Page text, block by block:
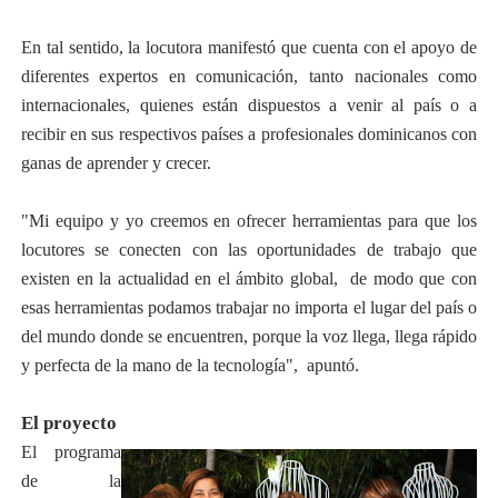
En tal sentido, la locutora manifestó que cuenta con el apoyo de
diferentes expertos en comunicación, tanto nacionales como
internacionales, quienes están dispuestos a venir al país o a
recibir en sus respectivos países a profesionales dominicanos con
ganas de aprender y crecer.
"Mi equipo y yo creemos en ofrecer herramientas para que los
locutores se conecten con las oportunidades de trabajo que
existen en la actualidad en el ámbito global, de modo que con
esas herramientas podamos trabajar no importa el lugar del país o
del mundo donde se encuentren, porque la voz llega, llega rápido
y perfecta de la mano de la tecnología", apuntó.
El proyecto
El programa
de la